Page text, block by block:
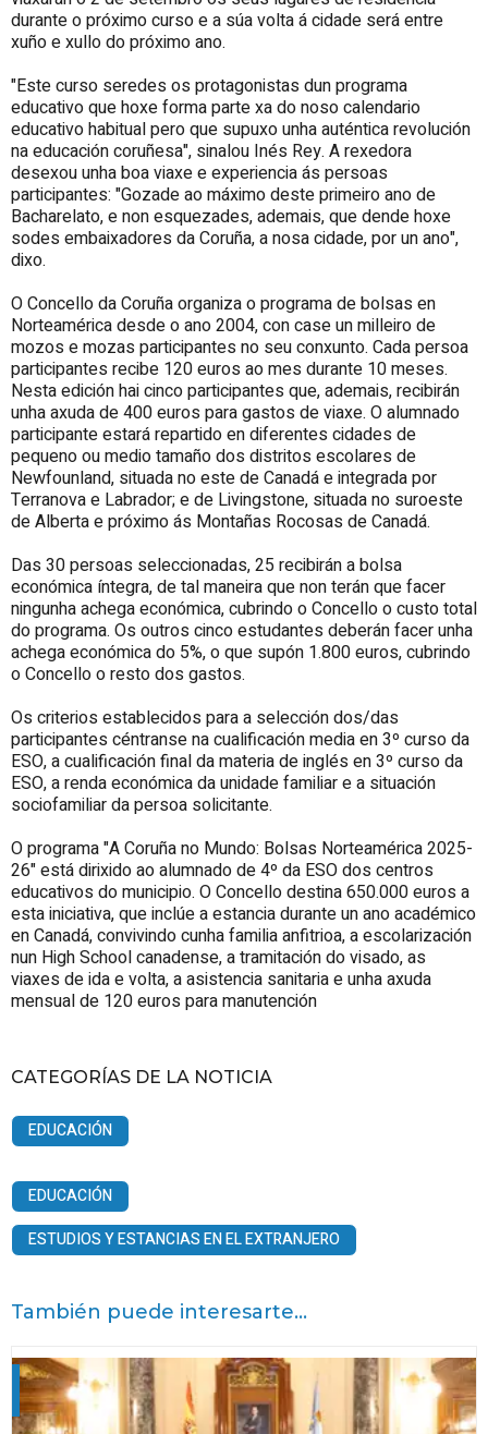
durante o próximo curso e a súa volta á cidade será entre
xuño e xullo do próximo ano.
"Este curso seredes os protagonistas dun programa
educativo que hoxe forma parte xa do noso calendario
educativo habitual pero que supuxo unha auténtica revolución
na educación coruñesa", sinalou Inés Rey. A rexedora
desexou unha boa viaxe e experiencia ás persoas
participantes: "Gozade ao máximo deste primeiro ano de
Bacharelato, e non esquezades, ademais, que dende hoxe
sodes embaixadores da Coruña, a nosa cidade, por un ano",
dixo.
O Concello da Coruña organiza o programa de bolsas en
Norteamérica desde o ano 2004, con case un milleiro de
mozos e mozas participantes no seu conxunto. Cada persoa
participantes recibe 120 euros ao mes durante 10 meses.
Nesta edición hai cinco participantes que, ademais, recibirán
unha axuda de 400 euros para gastos de viaxe. O alumnado
participante estará repartido en diferentes cidades de
pequeno ou medio tamaño dos distritos escolares de
Newfounland, situada no este de Canadá e integrada por
Terranova e Labrador; e de Livingstone, situada no suroeste
de Alberta e próximo ás Montañas Rocosas de Canadá.
Das 30 persoas seleccionadas, 25 recibirán a bolsa
económica íntegra, de tal maneira que non terán que facer
ningunha achega económica, cubrindo o Concello o custo total
do programa. Os outros cinco estudantes deberán facer unha
achega económica do 5%, o que supón 1.800 euros, cubrindo
o Concello o resto dos gastos.
Os criterios establecidos para a selección dos/das
participantes céntranse na cualificación media en 3º curso da
ESO, a cualificación final da materia de inglés en 3º curso da
ESO, a renda económica da unidade familiar e a situación
sociofamiliar da persoa solicitante.
O programa "A Coruña no Mundo: Bolsas Norteamérica 2025-
26" está dirixido ao alumnado de 4º da ESO dos centros
educativos do municipio. O Concello destina 650.000 euros a
esta iniciativa, que inclúe a estancia durante un ano académico
en Canadá, convivindo cunha familia anfitrioa, a escolarización
nun High School canadense, a tramitación do visado, as
viaxes de ida e volta, a asistencia sanitaria e unha axuda
mensual de 120 euros para manutención
CATEGORÍAS DE LA NOTICIA
EDUCACIÓN
EDUCACIÓN
ESTUDIOS Y ESTANCIAS EN EL EXTRANJERO
También puede interesarte...